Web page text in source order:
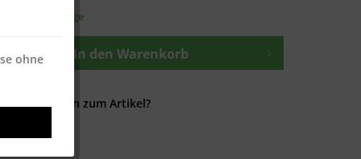
1-3 Werktage
In den Warenkorb
Fragen zum Artikel?
P
ohne